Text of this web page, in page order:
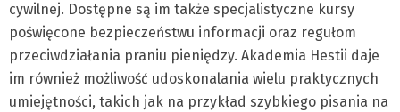
cywilnej. Dostępne są im także specjalistyczne kursy
poświęcone bezpieczeństwu informacji oraz regułom
przeciwdziałania praniu pieniędzy. Akademia Hestii daje
im również możliwość udoskonalania wielu praktycznych
umiejętności, takich jak na przykład szybkiego pisania na